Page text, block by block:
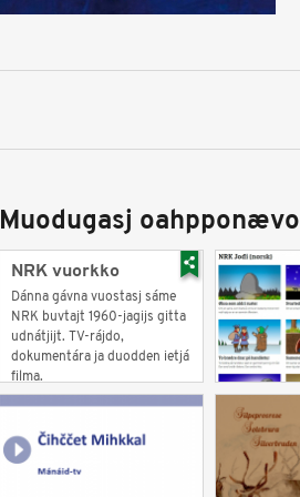
Muodugasj oahpponævo
NRK vuorkko
Dánna gávna vuostasj sáme
NRK buvtajt 1960-jagijs gitta
udnátjijt. TV-rájdo,
dokumentára ja duodden ietjá
filma.